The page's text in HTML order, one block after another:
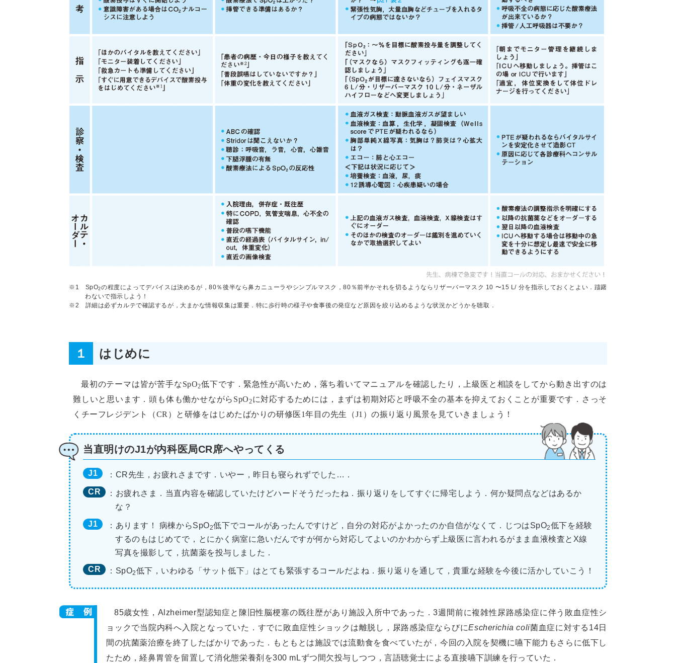
※1 SpO2の程度によってデバイスは決めるが，80％後半なら鼻カニューラやシンプルマスク，80％前半かそれを切るようならリザーバーマスク 10 〜15 L/ 分を指示しておくとよい．躊躇
わないで指示しよう！
※2 詳細は必ずカルテで確認するが，大まかな情報収集は重要．特に歩行時の様子や食事後の発症など原因を絞り込めるような状況かどうかを聴取．
１ はじめに
最初のテーマは皆が苦手なSpO2低下です．緊急性が高いため，落ち着いてマニュアルを確認したり，上級医と相談をしてから動き出すのは
難しいと思います．頭も体も働かせながらSpO2に対応するためには，まずは初期対応と呼吸不全の基本を抑えておくことが重要です．さっそ
くチーフレジデント（CR）と研修をはじめたばかりの研修医1年目の先生（J1）の振り返り風景を見ていきましょう！
当直明けのJ1が内科医局CR席へやってくる
J1
：CR先生，お疲れさまです．いやー，昨日も寝られずでした…．
CR
：お疲れさま．当直内容を確認していたけどハードそうだったね．振り返りをしてすぐに帰宅しよう．何か疑問点などはあるか
な？
J1
：あります！ 病棟からSpO2低下でコールがあったんですけど，自分の対応がよかったのか自信がなくて．じつはSpO2低下を経験
するのもはじめてで，とにかく病室に急いだんですが何から対応してよいのかわからず上級医に言われるがまま血液検査とX線
写真を撮影して，抗菌薬を投与しました．
CR
：SpO2低下，いわゆる「サット低下」はとても緊張するコールだよね．振り返りを通して，貴重な経験を今後に活かしていこう！
85歳女性，Alzheimer型認知症と陳旧性脳梗塞の既往歴があり施設入所中であった．3週間前に複雑性尿路感染症に伴う敗血症性シ
ョックで当院内科へ入院となっていた．すでに敗血症性ショックは離脱し，尿路感染症ならびにEscherichia coli菌血症に対する14日
間の抗菌薬治療を終了したばかりであった．もともとは施設では流動食を食べていたが，今回の入院を契機に嚥下能力もさらに低下し
たため，経鼻胃管を留置して消化態栄養剤を300 mLずつ間欠投与しつつ，言語聴覚士による直接嚥下訓練を行っていた．